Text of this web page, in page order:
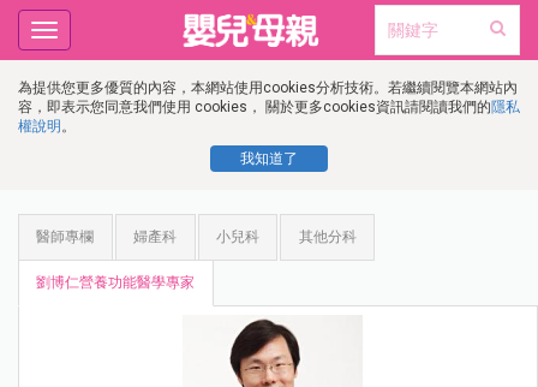
為提供您更多優質的內容，本網站使用cookies分析技術。若繼續閱覽本網站內
容，即表示您同意我們使用 cookies， 關於更多cookies資訊請閱讀我們的隱私
權說明 。
我知道了
Toggle
navigation
醫師專欄 婦產科 小兒科 其他分科
劉博仁營養功能醫學專家